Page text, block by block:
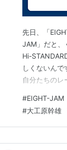
先日、「
JAM」だと、
Hi-
しくないんで
自分たちのレ
ど、音楽性は
#EIGHT-JAM
#大工原幹雄